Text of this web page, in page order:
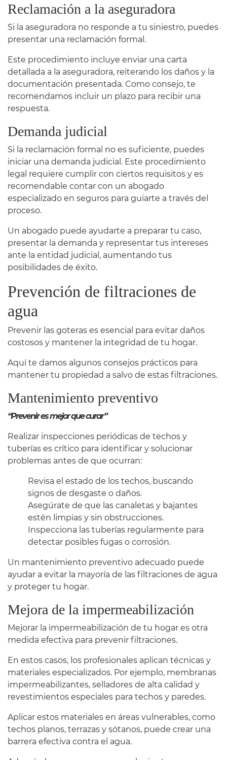
Reclamación a la aseguradora
Si la aseguradora no responde a tu siniestro, puedes
presentar una reclamación formal.
Este procedimiento incluye enviar una carta
detallada a la aseguradora, reiterando los daños y la
documentación presentada. Como consejo, te
recomendamos incluir un plazo para recibir una
respuesta.
Demanda judicial
Si la reclamación formal no es suficiente, puedes
iniciar una demanda judicial. Este procedimiento
legal requiere cumplir con ciertos requisitos y es
recomendable contar con un abogado
especializado en seguros para guiarte a través del
proceso.
Un abogado puede ayudarte a preparar tu caso,
presentar la demanda y representar tus intereses
ante la entidad judicial, aumentando tus
posibilidades de éxito.
Prevención de filtraciones de
agua
Prevenir las goteras es esencial para evitar daños
costosos y mantener la integridad de tu hogar.
Aquí te damos algunos consejos prácticos para
mantener tu propiedad a salvo de estas filtraciones.
Mantenimiento preventivo
“Prevenir es mejor que curar”
Realizar inspecciones periódicas de techos y
tuberías es crítico para identificar y solucionar
problemas antes de que ocurran:
Revisa el estado de los techos, buscando
signos de desgaste o daños.
Asegúrate de que las canaletas y bajantes
estén limpias y sin obstrucciones.
Inspecciona las tuberías regularmente para
detectar posibles fugas o corrosión.
Un mantenimiento preventivo adecuado puede
ayudar a evitar la mayoría de las filtraciones de agua
y proteger tu hogar.
Mejora de la impermeabilización
Mejorar la impermeabilización de tu hogar es otra
medida efectiva para prevenir filtraciones.
En estos casos, los profesionales aplican técnicas y
materiales especializados. Por ejemplo, membranas
impermeabilizantes, selladores de alta calidad y
revestimientos especiales para techos y paredes.
Aplicar estos materiales en áreas vulnerables, como
techos planos, terrazas y sótanos, puede crear una
barrera efectiva contra el agua.